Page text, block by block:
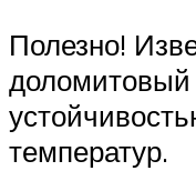
Полезно!
доломитовый
температур.